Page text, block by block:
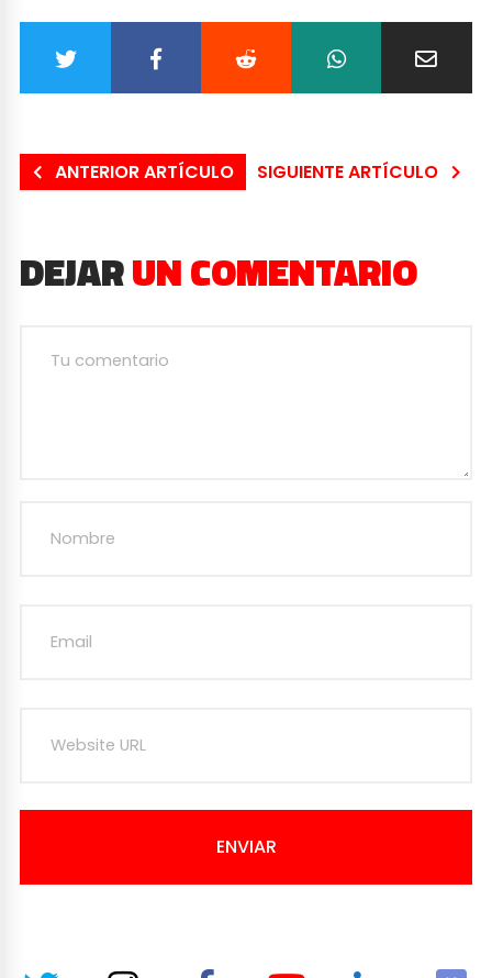
ANTERIOR ARTÍCULO SIGUIENTE ARTÍCULO
DEJARUN COMENTARIO
ENVIAR